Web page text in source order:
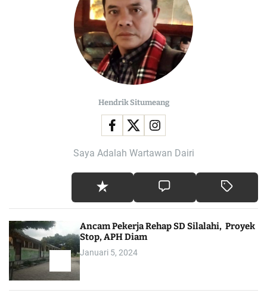
Hendrik Situmeang
Saya Adalah Wartawan Dairi
Ancam Pekerja Rehap SD Silalahi, Proyek
Stop, APH Diam
Januari 5, 2024